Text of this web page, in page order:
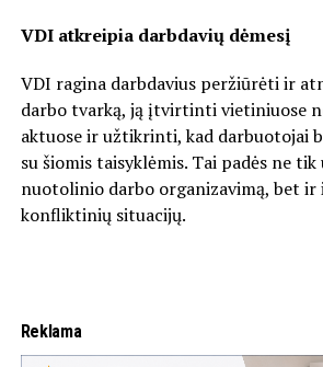
VDI atkreipia darbdavių dėmesį
VDI ragina darbdavius peržiūrėti ir
darbo tvarką, ją įtvirtinti vietiniuose
aktuose ir užtikrinti, kad darbuotojai
su šiomis taisyklėmis. Tai padės ne
nuotolinio darbo organizavimą, bet ir
konfliktinių situacijų.
Reklama